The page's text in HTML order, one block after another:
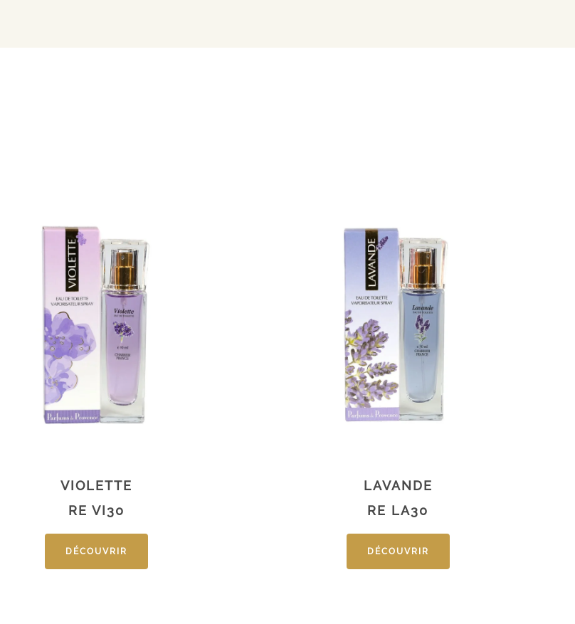
VIOLETTE
RE VI30
DÉCOUVRIR
LAVANDE
RE LA30
DÉCOUVRIR